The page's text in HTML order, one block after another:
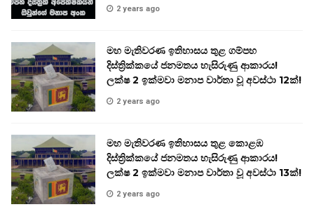
2 years ago
මහ මැතිවරණ ඉතිහාසය තුළ ගම්පහ
දිස්ත්‍රික්කයේ ජනමතය හැසිරුණු ආකාරය!
ලක්ෂ 2 ඉක්මවා මනාප වාර්තා වූ අවස්ථා 12ක්!
2 years ago
මහ මැතිවරණ ඉතිහාසය තුළ කොළඹ
දිස්ත්‍රික්කයේ ජනමතය හැසිරුණු ආකාරය!
ලක්ෂ 2 ඉක්මවා මනාප වාර්තා වූ අවස්ථා 13ක්!
2 years ago